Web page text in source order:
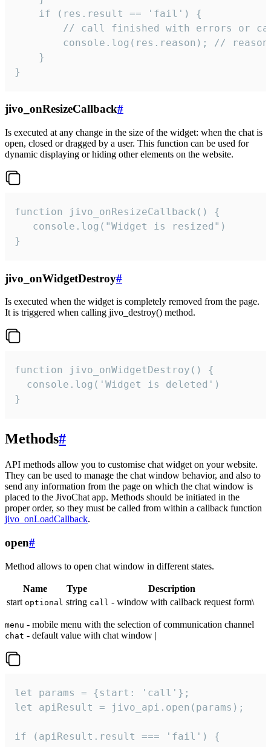
    if (res.result == 'fail') {
// call finished with errors or
console.log(res.reason); //
    }
}
jivo_onResizeCallback#
Is executed at any change in the size of the widget: when the chat is
open, closed or dragged by a user. This function can be used for
dynamic displaying or hiding other elements on the website.
function jivo_onResizeCallback() {
   console.log("Widget is resized")
}
jivo_onWidgetDestroy#
Is executed when the widget is completely removed from the page.
It is triggered when calling jivo_destroy() method.
function jivo_onWidgetDestroy() {
  console.log('Widget is deleted')
}
Methods#
API methods allow you to customise chat widget on your website.
They can be used to manage the chat window behavior, and also to
send any information from the page on which the chat window is
placed to the JivoChat app. Methods should be initiated in the
proper order, so they must be called from within a callback function
jivo_onLoadCallback.
open#
Method allows to open chat window in different states.
Name Type
Description
start optional string call - window with callback request form\
menu - mobile menu with the selection of communication channel
chat - default value with chat window |
let params = {start: 'call'};
let apiResult = jivo_api.open(params);
if (apiResult.result === 'fail') {